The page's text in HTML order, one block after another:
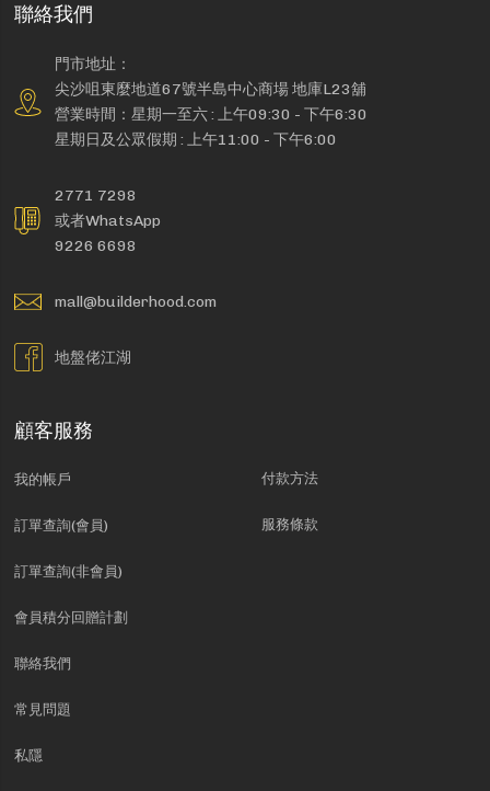
聯絡我們
門市地址：
尖沙咀東麼地道67號半島中心商場 地庫L23舖
營業時間：星期一至六 : 上午09:30 - 下午6:30
星期日及公眾假期 : 上午11:00 - 下午6:00
2771 7298
或者WhatsApp
9226 6698
mall@builderhood.com
地盤佬江湖
顧客服務
我的帳戶
訂單查詢(會員)
訂單查詢(非會員)
會員積分回贈計劃
聯絡我們
常見問題
私隱
付款方法
服務條款